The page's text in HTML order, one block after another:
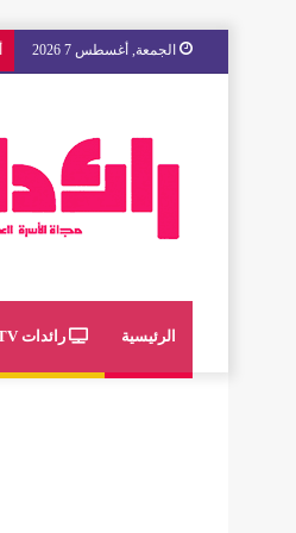
الجمعة, أغسطس 7 2026
الرئيسية رائدات TV